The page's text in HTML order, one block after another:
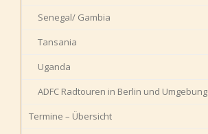
Senegal/ Gambia
Tansania
Uganda
ADFC Radtouren in Berlin und Umgebung
Termine – Übersicht